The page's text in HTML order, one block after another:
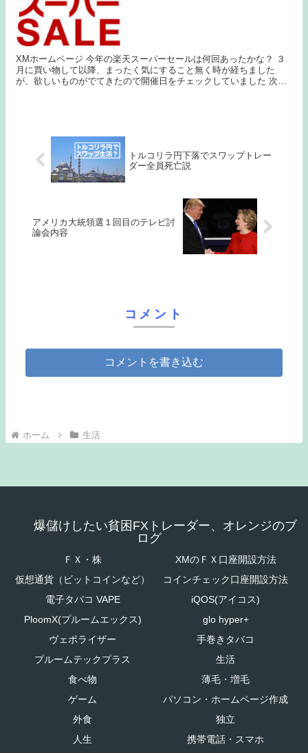
XMホームページ 今年の楽天スーパーセールは何回あったかな？ ３
月に買い物して以降、まったく気にすること無く時が経ちました
が、欲しいものがでてきたので開催日をチェックしていました 次回
トルコリラ円下落でスワップトレー
ダー全員死亡説
アメリカ大統領選１回目のテレビ討
論会内容
コメント
コメントを書き込む
ホーム 生活
爆儲けしたい貧困FXトレーダー、オレンジのブ
ログ
ＦＸ・株
XMのＦＸ口座開設方法
仮想通貨（ビットコインなど）
コインチェック口座開設方法
電子タバコ VAPE
iQOS(アイコス)
PloomX(プルームエックス)
glo hyper+
ヴェポライザー
手巻きタバコ
プルームテックプラス
生活
食べ物
薄毛・増毛
ゲーム
パソコン・ホームページ作成
外食
独立
人生
携帯電話・スマホ